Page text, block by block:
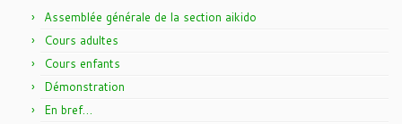
Assemblée générale de la section aikido
Cours adultes
Cours enfants
Démonstration
En bref…